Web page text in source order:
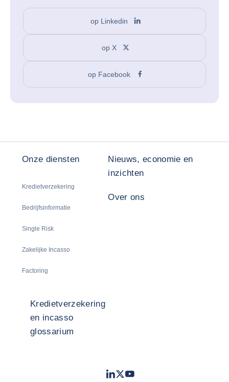
op Linkedin
op X
op Facebook
Onze diensten
Kredietverzekering
Bedrijfsinformatie
Single Risk
Zakelijke Incasso
Factoring
Nieuws, economie en
inzichten
Over ons
Kredietverzekering
en incasso
glossarium
LinkedIn
TwitterYoutube